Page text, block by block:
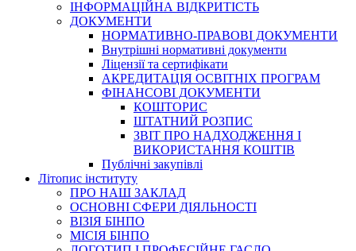
ІНФОРМАЦІЙНА ВІДКРИТІСТЬ
ДОКУМЕНТИ
НОРМАТИВНО-ПРАВОВІ ДОКУМЕНТИ
Внутрішні нормативні документи
Ліцензії та сертифікати
АКРЕДИТАЦІЯ ОСВІТНІХ ПРОГРАМ
ФІНАНСОВІ ДОКУМЕНТИ
КОШТОРИС
ШТАТНИЙ РОЗПИС
ЗВІТ ПРО НАДХОДЖЕННЯ І
ВИКОРИСТАННЯ КОШТІВ
Публічні закупівлі
Літопис інституту
ПРО НАШ ЗАКЛАД
ОСНОВНІ СФЕРИ ДІЯЛЬНОСТІ
ВІЗІЯ БІНПО
МІСІЯ БІНПО